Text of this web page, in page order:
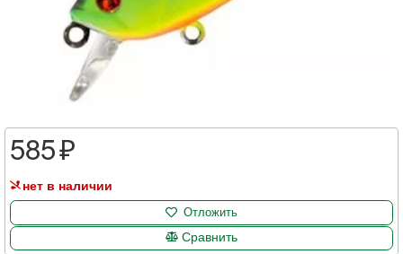
585
нет в наличии
Отложить
Сравнить